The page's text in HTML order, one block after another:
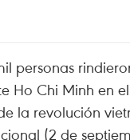
personas
Ho Chi Minh en
la revolución
(2 de